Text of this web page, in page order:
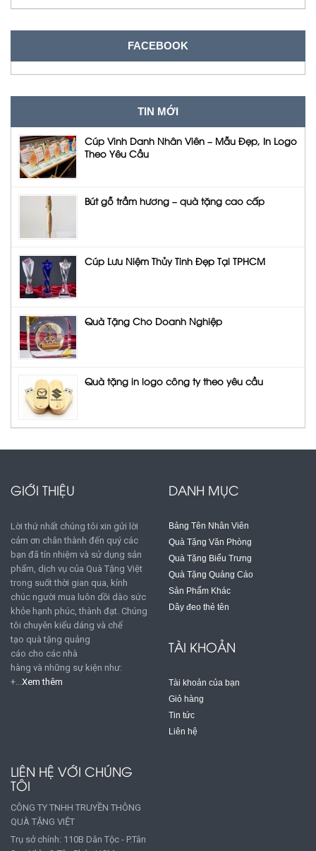
FACEBOOK
TIN MỚI
Cúp Vinh Danh Nhân Viên – Mẫu Đẹp, In Logo
Theo Yêu Cầu
Bút gỗ trầm hương – quà tặng cao cấp
Cúp Lưu Niệm Thủy Tinh Đẹp Tại TPHCM
Quà Tặng Cho Doanh Nghiệp
Quà tặng in logo công ty theo yêu cầu
GIỚI THIỆU
Lời thứ nhất chúng tôi xin gửi lời
cảm ơn chân thành đến quý các
bạn đã tín nhiệm và sử dụng sản
phẩm, dịch vụ của Quà Tặng Việt
trong suốt thời gian qua, kính
chúc người mua luôn dồi dào sức
khỏe hạnh phúc, thành đạt. Chúng
tôi chuyên kiểu dáng và chế
tạo quà tặng quảng
cáo cho các nhà
hàng và những sự kiện như:
+... Xem thêm
DANH MỤC
Bảng Tên Nhân Viên
Quà Tặng Văn Phòng
Quà Tặng Biểu Trưng
Quà Tặng Quảng Cáo
Sản Phẩm Khác
Dây đeo thẻ tên
TÀI KHOẢN
Tài khoản của bạn
Giỏ hàng
Tin tức
Liên hệ
LIÊN HỆ VỚI CHÚNG
TÔI
CÔNG TY TNHH TRUYỀN THÔNG
QUÀ TẶNG VIỆT
Trụ sở chính: 110B Dân Tộc - P.Tân